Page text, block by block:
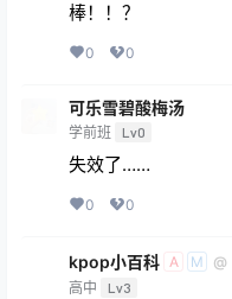
棒！！？
0 0
可乐雪碧酸梅汤
学前班 Lv0
失效了……
0 0
kpop小百科 A M @
高中 Lv3